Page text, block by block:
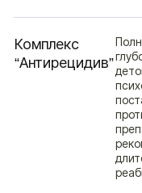
Комплекс
“Антирецидив”